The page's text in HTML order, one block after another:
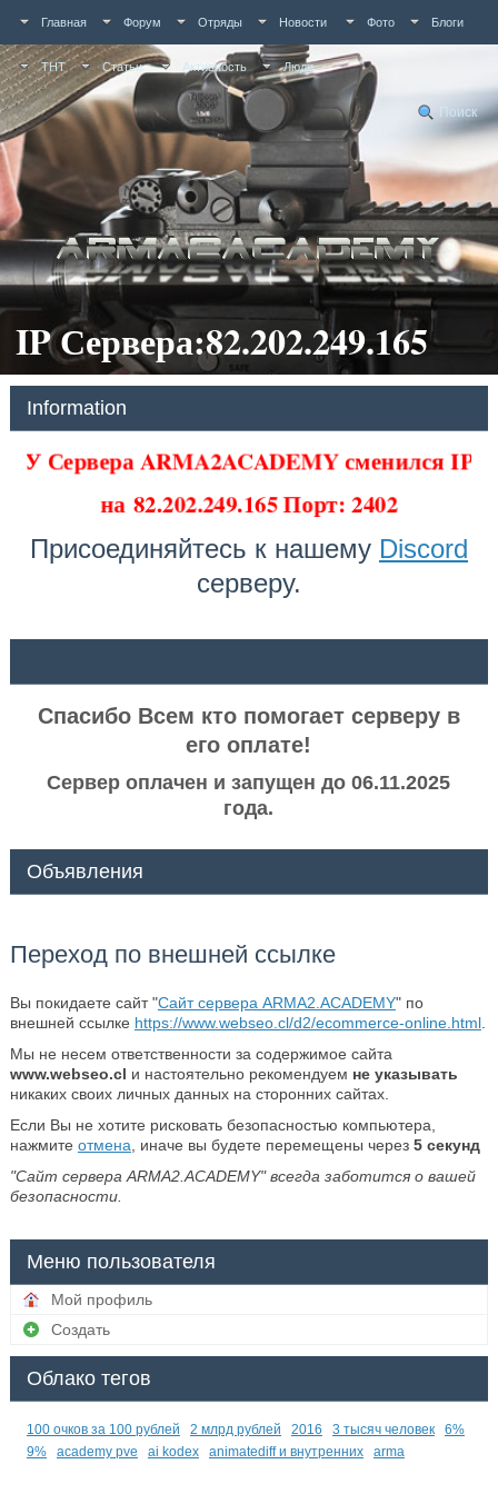
Главная Форум Отряды Новости Фото Блоги
ТНТ Статьи Активность Люди
Поиск
IP Сервера:82.202.249.165
Information
У Сервера ARMA2ACADEMY сменился IP
на82.202.249.165 Порт: 2402
Присоединяйтесь к нашему Discord
серверу.
Спасибо Всем кто помогает серверу в
его оплате!
Сервер оплачен и запущен до 06.11.2025
года.
Объявления
Переход по внешней ссылке
Вы покидаете сайт "Сайт сервера ARMA2.ACADEMY" по
внешней ссылке https://www.webseo.cl/d2/ecommerce-online.html.
Мы не несем ответственности за содержимое сайта
www.webseo.cl и настоятельно рекомендуем не указывать
никаких своих личных данных на сторонних сайтах.
Если Вы не хотите рисковать безопасностью компьютера,
нажмите отмена , иначе вы будете перемещены через 5секунд
"Сайт сервера ARMA2.ACADEMY" всегда заботится о вашей
безопасности.
Меню пользователя
Мой профиль
Создать
Облако тегов
100 очков за 100 рублей 2 млрд рублей 2016 3 тысяч человек
6%
9%
academy pve ai kodex animatediff и внутренних arma